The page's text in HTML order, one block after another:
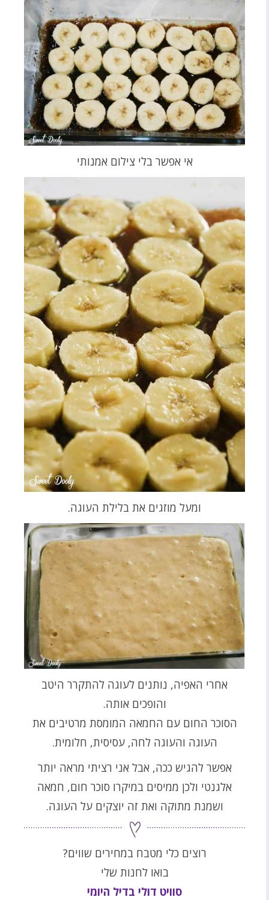
אי אפשר בלי צילום אמנותי
ומעל מוזגים את בלילת העוגה.
אחרי האפיה, נותנים לעוגה להתקרר היטב
והופכים אותה.
הסוכר החום עם החמאה המומסת מרטיבים את
העוגה והעוגה לחה, עסיסית, חלומית.
אפשר להגיש ככה, אבל אני רציתי מראה יותר
אלגנטי ולכן ממיסים במיקרו סוכר חום, חמאה
ושמנת מתוקה ואת זה יוצקים על העוגה.
רוצים כלי מטבח במחירים שווים?
בואו לחנות שלי
סוויט דולי בדיל היומי